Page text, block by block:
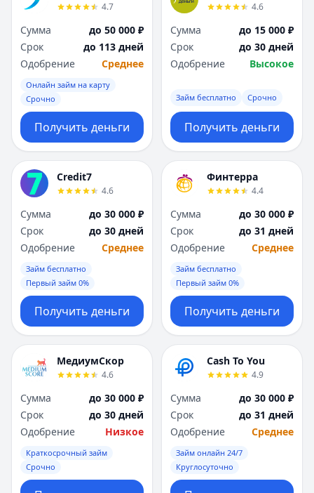
4.7
Сумма
до 50 000 ₽
Срок
до 113 дней
Одобрение
Среднее
Онлайн займ на карту
Срочно
Получить деньги
4.6
Сумма
до 15 000 ₽
Срок
до 30 дней
Одобрение
Высокое
Займ бесплатно Срочно
Получить деньги
Credit7
4.6
Сумма
до 30 000 ₽
Срок
до 30 дней
Одобрение
Среднее
Займ бесплатно
Первый займ 0%
Получить деньги
Финтерра
4.4
Сумма
до 30 000 ₽
Срок
до 31 дней
Одобрение
Среднее
Займ бесплатно
Первый займ 0%
Получить деньги
МедиумСкор
4.6
Сумма
до 30 000 ₽
Срок
до 30 дней
Одобрение
Низкое
Краткосрочный займ
Срочно
Cash To You
4.9
Сумма
до 30 000 ₽
Срок
до 31 дней
Одобрение
Среднее
Займ онлайн 24/7
Круглосуточно